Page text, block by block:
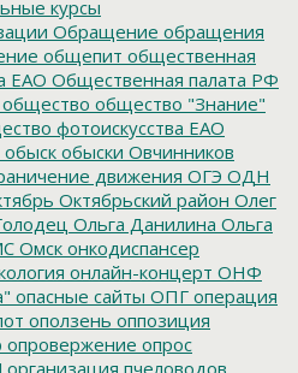
курсы
Обращение обращения
общепит общественная
ЕАО Общественная палата РФ
общество общество "Знание"
фотоискусства ЕАО
обыск обыски Овчинников
движения ОГЭ ОДН
Октябрьский район Олег
Ольга Данилина Ольга
Омск онкодиспансер
онлайн-концерт ОНФ
опасные сайты ОПГ операция
оползень оппозиция
опровержение опрос
организация пчеловодов